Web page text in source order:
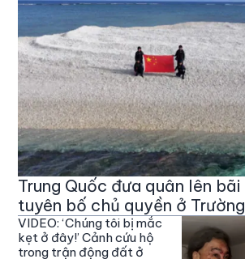
Trung Quốc đưa quân lên
tuyên bố chủ quyền ở
VIDEO: ‘Chúng tôi bị mắc
kẹt ở đây!’ Cảnh cứu hộ
trong trận động đất ở